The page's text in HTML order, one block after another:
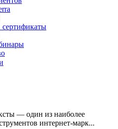
— один из наиболее
интернет-марк...